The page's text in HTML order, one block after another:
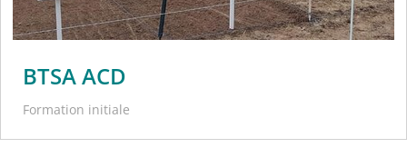
BTSA ACD
Formation initiale